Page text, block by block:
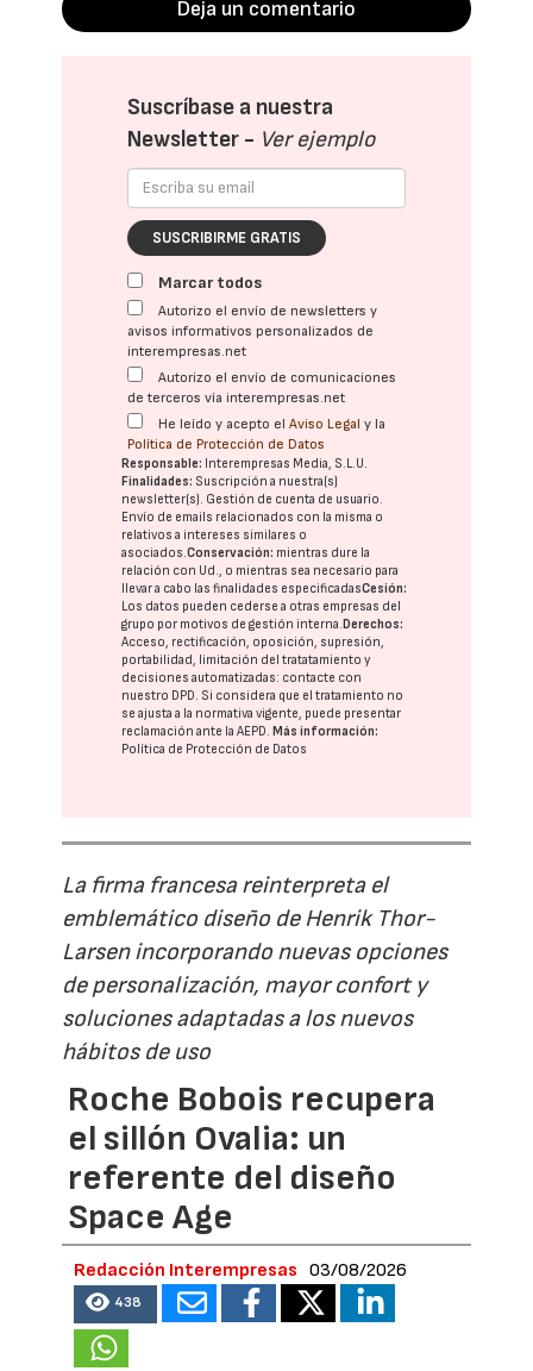
Deja un comentario
Suscríbase a nuestra
Newsletter - Ver ejemplo
SUSCRIBIRME GRATIS
Marcar todos
Autorizo el envío de newsletters y
avisos informativos personalizados de
interempresas.net
Autorizo el envío de comunicaciones
de terceros vía interempresas.net
He leído y acepto elAviso Legal y la
Política de Protección de Datos
Responsable: Interempresas Media, S.L.U.
Finalidades: Suscripción a nuestra(s)
newsletter(s). Gestión de cuenta de usuario.
Envío de emails relacionados con la misma o
relativos a intereses similares o
asociados.Conservación: mientras dure la
relación con Ud., o mientras sea necesario para
llevar a cabo las finalidades especificadasCesión:
Los datos pueden cederse a otras empresas del
grupo por motivos de gestión interna.Derechos:
Acceso, rectificación, oposición, supresión,
portabilidad, limitación del tratatamiento y
decisiones automatizadas: contacte con
nuestro DPD . Si considera que el tratamiento no
se ajusta a la normativa vigente, puede presentar
reclamación ante laAEPD .Más información:
Política de Protección de Datos
La firma francesa reinterpreta el
emblemático diseño de Henrik Thor-
Larsen incorporando nuevas opciones
de personalización, mayor confort y
soluciones adaptadas a los nuevos
hábitos de uso
Roche Bobois recupera
el sillón Ovalia: un
referente del diseño
Space Age
Redacción Interempresas 03/08/2026
438